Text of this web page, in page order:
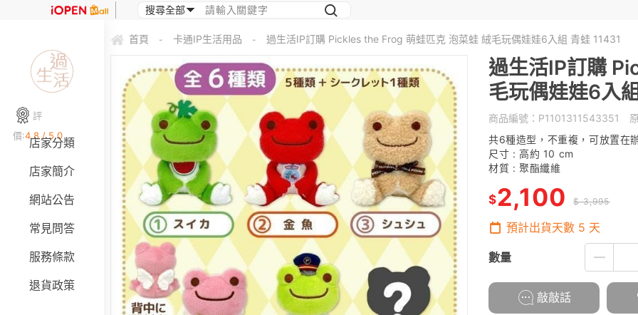
評
價:4.8 / 5.0
店家分類
店家簡介
網站公告
常見問答
服務條款
退貨政策
首頁 - 卡通IP生活用品 - 過生活IP訂購 Pickles the Frog 萌蛙匹克 泡菜蛙 絨毛玩偶娃娃6入組 青蛙 11431
過生活IP訂購
毛玩偶娃娃6入
商品編號： P1101311543351 原
共6種造型，不重複，可放置在
尺寸 : 高約 10 cm
材質 : 聚酯纖維
$2,100 $ 3,995
預計出貨天數 5 天
數量
敲敲話